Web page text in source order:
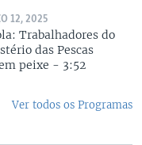
12, 2025
Trabalhadores do
das Pescas
peixe - 3:52
Ver todos os Programas